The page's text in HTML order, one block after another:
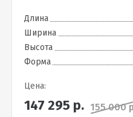
Длина
Ширина
Высота
Форма
Цена:
147 295 р. 155 000